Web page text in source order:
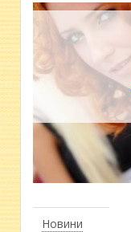
Новини